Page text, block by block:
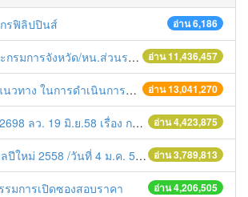
อ่าน 6,186
รฟิลิปปินส์
อ่าน 11,436,457
ด/หน.ส่วนราชการประจำเดือน มิถุนายน 2558
อ่าน 13,041,270
ำเนินการประกอบการตรวจราชการแบบบูรณาการ
อ่าน 4,423,875
.ย.58 เรื่อง การแก้ไขปัญหาหนี้สินให้แก่เกษตรกร
อ่าน 3,789,813
ปีใหม่ 2558 /วันที่ 4 ม.ค. 58
อ่าน 4,206,505
มการเปิดซองสอบราคา